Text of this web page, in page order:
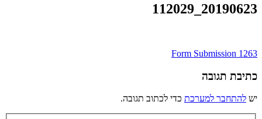
20190623_112029
ניווט
Form Submission 1263
כתיבת תגובה
יש להתחבר למערכת כדי לכתוב תגובה.